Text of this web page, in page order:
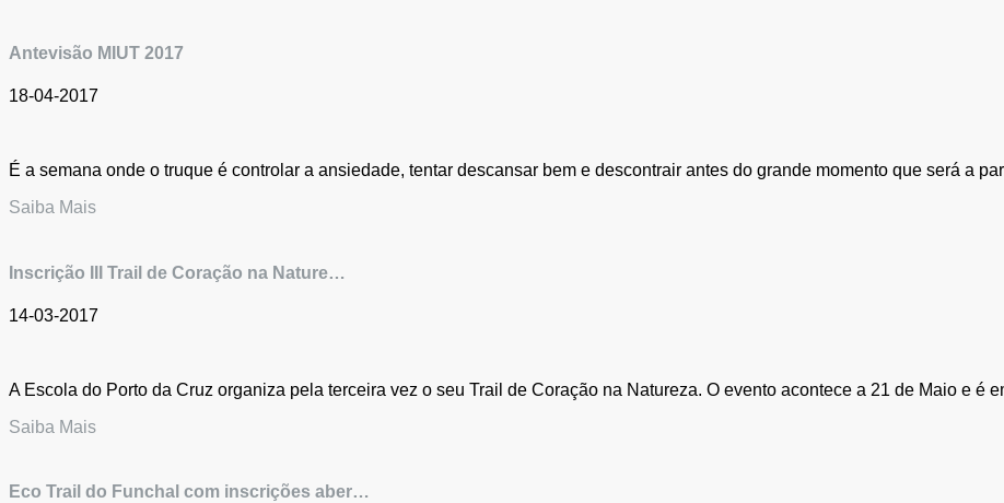
Antevisão MIUT 2017
18-04-2017
É a semana onde o truque é controlar a ansiedade, tentar descansar bem e descontrair antes do grande momento que será a
Saiba Mais
Inscrição III Trail de Coração na Nature…
14-03-2017
A Escola do Porto da Cruz organiza pela terceira vez o seu Trail de Coração na Natureza. O evento acontece a 21 de Maio e é
Saiba Mais
Eco Trail do Funchal com inscrições aber…